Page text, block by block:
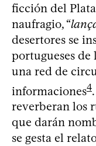
ficción del
naufragio, “
desertores se
portugueses
una red de
informaciones4
reverberan los
que darán
se gesta el